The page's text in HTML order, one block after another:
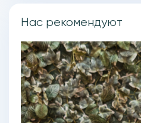
Нас рекомендуют